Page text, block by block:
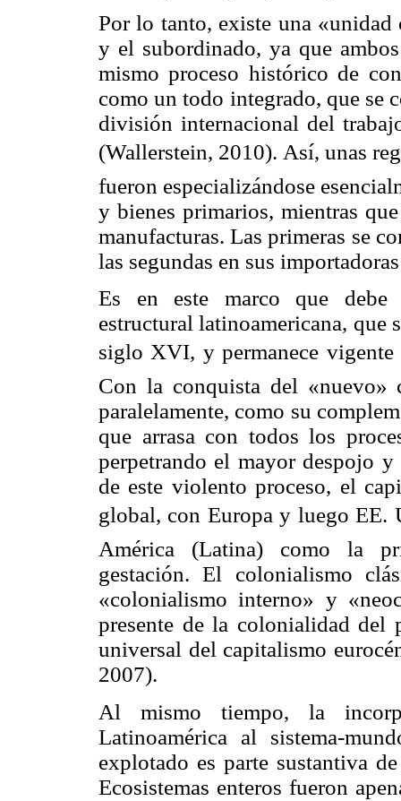
Por lo tanto, existe una
y el subordinado, ya que
mismo proceso histórico de
como un todo integrado, que se
división internacional del
(Wallerstein, 2010). Así, unas
fueron especializándose
y bienes primarios, mientras
manufacturas. Las primeras se
las segundas en sus
Es en este marco que debe
estructural latinoamericana, que
siglo XVI, y permanece vigente
Con la conquista del «nuevo»
paralelamente, como su
que arrasa con todos los
perpetrando el mayor despojo
de este violento proceso, el
global, con Europa y luego EE.
América (Latina) como la
gestación. El colonialismo
«colonialismo interno» y
presente de la colonialidaddel
universal del capitalismo
2007).
Al mismo tiempo, la
Latinoamérica al sistema-
explotado es parte sustantiva
Ecosistemas enteros fueron